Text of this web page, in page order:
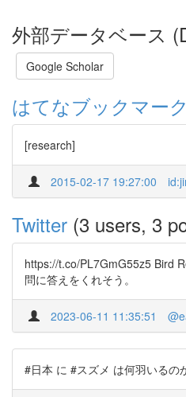
外部データベース
Google Scholar
はてなブックマーク
[research]
2015-02-17 19:27:00
Twitter (3 users, 3
https://t.co/PL7GmG55z5 Bird
問に答えをくれそう。
2023-06-11 11:35:51
#日本 に #スズメ は何羽いる